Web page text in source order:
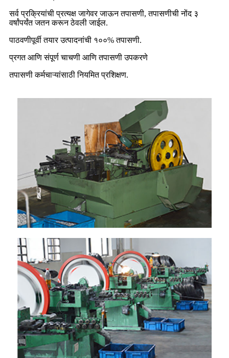
सर्व प्रक्रियांची प्रत्यक्ष जागेवर जाऊन तपासणी, तपासणीची नोंद ३
वर्षांपर्यंत जतन करून ठेवली जाईल.
पाठवणीपूर्वी तयार उत्पादनांची १००% तपासणी.
प्रगत आणि संपूर्ण चाचणी आणि तपासणी उपकरणे
तपासणी कर्मचाऱ्यांसाठी नियमित प्रशिक्षण.